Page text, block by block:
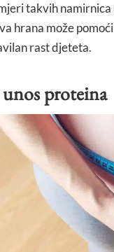
takvih namirnica
hrana može
rast djeteta.
unos proteina